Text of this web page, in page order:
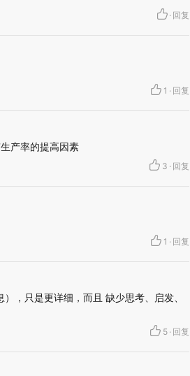
· 回复
1 · 回复
产率的提高因素
3 · 回复
1 · 回复
，只是更详细，而且 缺少思考、启发、
5 · 回复